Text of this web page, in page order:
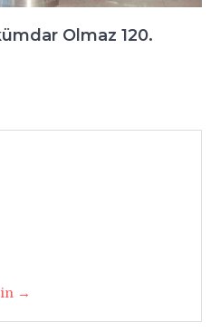
Olmaz 120.
→